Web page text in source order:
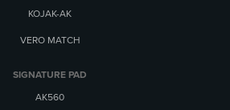
KOJAK-AK
VERO MATCH
SIGNATURE PAD
AK560